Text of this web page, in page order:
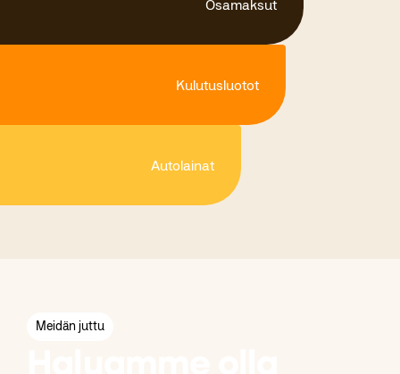
Osamaksut
Kulutusluotot
Autolainat
Meidän juttu